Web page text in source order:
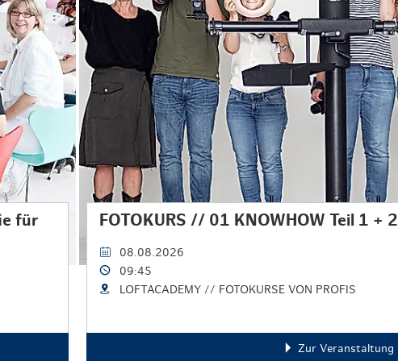
für
FOTOKURS // 01 KNOWHOW Teil 1 + 2
08.08.2026
09:45
LOFTACADEMY // FOTOKURSE VON PROFIS
Zur Veranstaltung